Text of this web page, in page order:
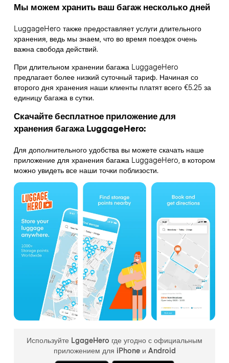
Мы можем хранить ваш багаж несколько дней
LuggageHero также предоставляет услуги длительного
хранения, ведь мы знаем, что во время поездок очень
важна свобода действий.
При длительном хранении багажа LuggageHero
предлагает более низкий суточный тариф. Начиная со
второго дня хранения наши клиенты платят всего €5.25 за
единицу багажа в сутки.
Скачайте бесплатное приложение для
хранения багажа LuggageHero:
Для дополнительного удобства вы можете скачать наше
приложение для хранения багажа LuggageHero, в котором
можно увидеть все наши точки поблизости.
Используйте LgageHero где угодно с официальным
приложением для iPhone и Android